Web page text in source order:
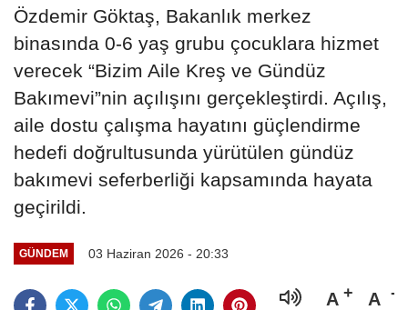
Özdemir Göktaş, Bakanlık merkez
binasında 0-6 yaş grubu çocuklara hizmet
verecek “Bizim Aile Kreş ve Gündüz
Bakımevi”nin açılışını gerçekleştirdi. Açılış,
aile dostu çalışma hayatını güçlendirme
hedefi doğrultusunda yürütülen gündüz
bakımevi seferberliği kapsamında hayata
geçirildi.
GÜNDEM 03 Haziran 2026 - 20:33
A A